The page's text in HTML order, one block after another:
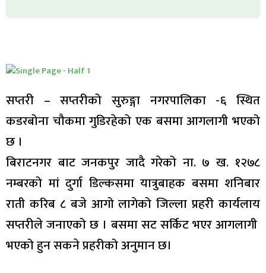
सप्तरी – सप्तरीको सुरुङ्गा नगरपालिका -६ स्थित
कडरबोना चौकमा गुडिरहेको एक बसमा आगलागी भएको
छ ।
बिराटनगर बाट जनकपुर जादै गरेको ना. ७ ख. १२७८
नम्बरको मां दुर्गा डिल्कसमा यात्रुबाहक बसमा शनिबार
राती करिब ८ बजे आगो लागेको जिल्ला प्रहरी कार्यलाय
सप्तरीले जनाएको छ । बसमा सट सर्किट भएर आगलागी
भएको हुन सकने प्रहरीको अनुमान छ।